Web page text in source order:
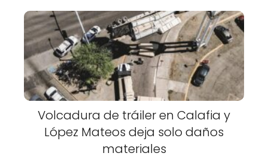
Volcadura de tráiler en Calafia y
López Mateos deja solo daños
materiales